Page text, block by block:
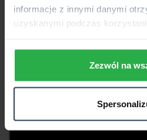
informacje z innymi danymi
uzyskanymi podczas
Zezwól na